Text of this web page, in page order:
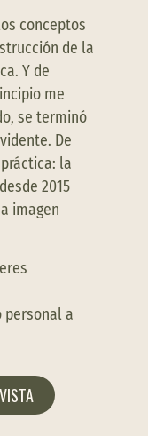
conceptos
de la
Y de
me
se terminó
De
la
2015
imagen
a